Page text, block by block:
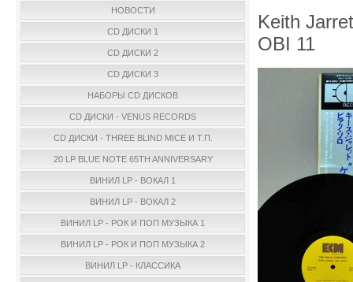
НОВОСТИ
CD ДИСКИ 1
CD ДИСКИ 2
CD ДИСКИ 3
НАБОРЫ CD ДИСКОВ
CD ДИСКИ - VENUS RECORDS
CD ДИСКИ - THREE BLIND MICE И Т.П.
20 LP BLUE NOTE 65TH ANNIVERSARY
ВИНИЛ LP - ВОКАЛ 1
ВИНИЛ LP - ВОКАЛ 2
ВИНИЛ LP - РОК И ПОП МУЗЫКА 1
ВИНИЛ LP - РОК И ПОП МУЗЫКА 2
ВИНИЛ LP - КЛАССИКА
Keith
OBI 11